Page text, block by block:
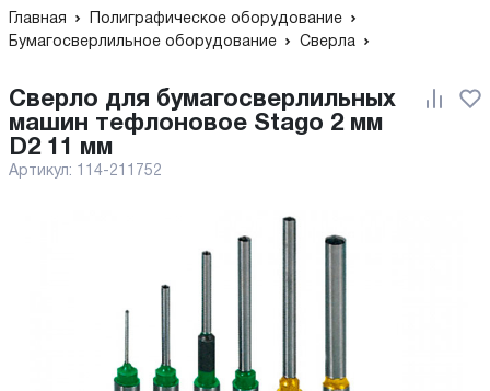
Главная
Полиграфическое оборудование
Бумагосверлильное оборудование
Сверла
сверло для бумагосверлильных
машин тефлоновое Stago 2 мм
D2 11 мм
Артикул: 114-211752